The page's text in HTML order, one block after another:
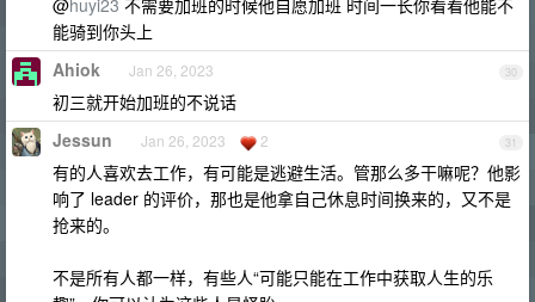
@huyi23 不需要加班的时候他自愿加班 时间一长你看看他能不
能骑到你头上
30
Ahiok Jan 26, 2023
初三就开始加班的不说话
31
Jessun Jan 26, 2023 2
有的人喜欢去工作，有可能是逃避生活。管那么多干嘛呢？他影
响了 leader 的评价，那也是他拿自己休息时间换来的，又不是
抢来的。
不是所有人都一样，有些人“可能只能在工作中获取人生的乐